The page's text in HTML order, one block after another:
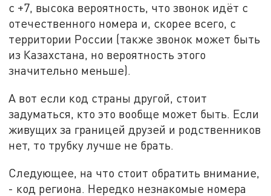
с +7, высока вероятность, что звонок идёт с
отечественного номера и, скорее всего, с
территории России (также звонок может быть
из Казахстана, но вероятность этого
значительно меньше).
А вот если код страны другой, стоит
задуматься, кто это вообще может быть. Если
живущих за границей друзей и родственников
нет, то трубку лучше не брать.
Следующее, на что стоит обратить внимание,
- код региона. Нередко незнакомые номера